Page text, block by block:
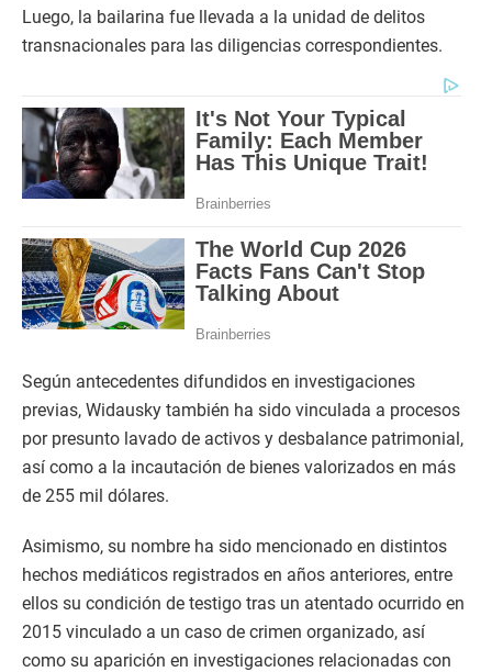
Luego, la bailarina fue llevada a la unidad de delitos
transnacionales para las diligencias correspondientes.
Según antecedentes difundidos en investigaciones
previas, Widausky también ha sido vinculada a procesos
por presunto lavado de activos y desbalance patrimonial,
así como a la incautación de bienes valorizados en más
de 255 mil dólares.
Asimismo, su nombre ha sido mencionado en distintos
hechos mediáticos registrados en años anteriores, entre
ellos su condición de testigo tras un atentado ocurrido en
2015 vinculado a un caso de crimen organizado, así
como su aparición en investigaciones relacionadas con